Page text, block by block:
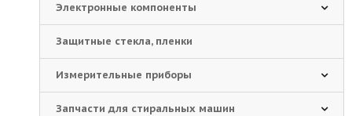
Электронные компоненты
Защитные стекла, пленки
Измерительные приборы
Запчасти для стиральных машин